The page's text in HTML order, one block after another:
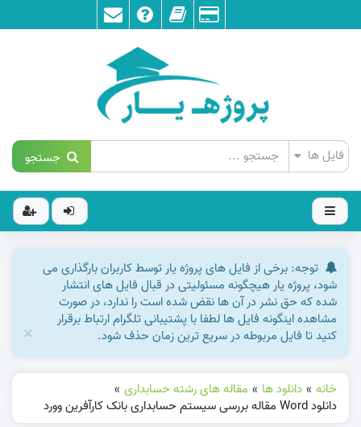
جستجو
توجه: برخی از فایل های پروژه یار توسط کاربران بارگذاری می
شود، پروژه یار هیچگونه مسئولیتی در قبال فایل های انتشار
شده که حق نشر در آن ها نقض شده است را ندارد، در صورت
مشاهده اینگونه فایل ها لطفا با پشتیبانی تلگرام ارتباط برقرار
کنید تا فایل مربوطه در سریع ترین زمان حذف شود.
×
خانه » دانلود ها » مقاله های رشته حسابداری »
دانلود Word مقاله بررسی سيستم حسابداری بانک كارآفرين وورد